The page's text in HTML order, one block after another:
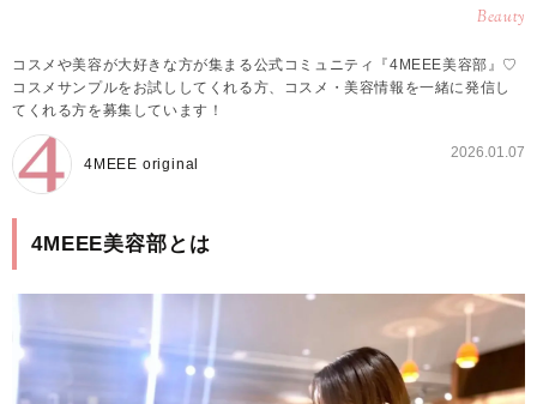
Beauty
コスメや美容が大好きな方が集まる公式コミュニティ『4MEEE美容部』♡
コスメサンプルをお試ししてくれる方、コスメ・美容情報を一緒に発信し
てくれる方を募集しています！
4MEEE original
2026.01.07
4MEEE美容部とは